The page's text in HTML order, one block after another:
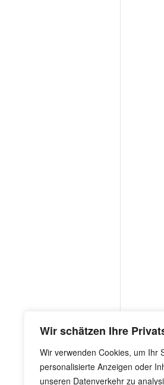
Wir schätzen Ihre
Wir verwenden Cookies, um Ihr
personalisierte Anzeigen oder
unseren Datenverkehr zu